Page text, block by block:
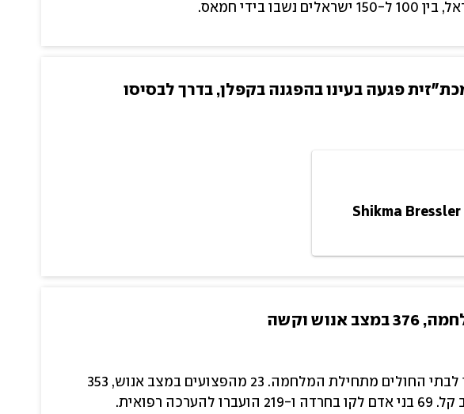
בידי חמאס.
פגעה בעינו בהפגנה בקפלן, בדרך לבסיסו
משרד הבריאות עדכן כי 2,506 פצועים פונו לבתי החולים מתחילת המלחמה. 23 מהפצועים במצב אנוש, 353